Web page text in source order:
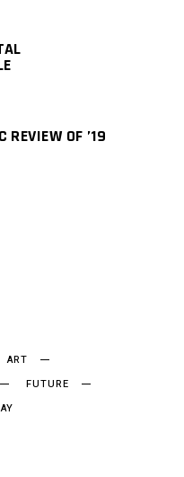
OF ’19
ART
FUTURE